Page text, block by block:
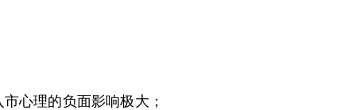
市心理的负面影响极大；